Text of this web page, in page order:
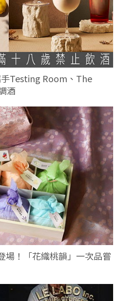
Testing Room、The
酒
場！「花織桃韻」一次品嘗